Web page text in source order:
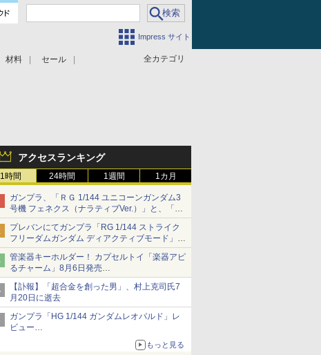
Impress サイト
全カテゴリ
材料 セール
アクセスランキング
1時間 24時間 1週間 1カ月
ガンプラ、「ＲＧ 1/144 ユニコーンガンダム3
号機 フェネクス（ナラティブVer.）」と、「Ｈ
Ｇ 1/144 ガンダムエアマスターバースト」再販
プレバンにてガンプラ「RG 1/144 ストライク
フリーダムガンダム ディアクティブモード」の
再販分が8月7日11時より予約開始！
管楽器キーホルダー！ カプセルトイ「楽器アピ
るチャーム」8月6日発売
チューバ、テナサクなど5種各3色
【訃報】「超合金を創った男」、村上克司氏7
月20日に逝去
ガンプラ「HG 1/144 ガンダムレオパルド」レ
ビュー
『機動新世紀ガンダムX』30周年！インナーア
ームガトリングの変形機構まで再現し最新フォ
もっと見る